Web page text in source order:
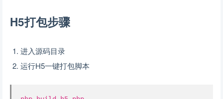
H5打包步骤
进入源码目录
运行H5一键打包脚本